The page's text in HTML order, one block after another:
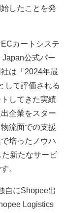
したことを発
カートシステ
Japan公式パー
は「2024年最
して評価される
してきた実績
企業をスター
流面での支援
培ったノウハ
新たなサービ
。
自にShopee出
Logistics